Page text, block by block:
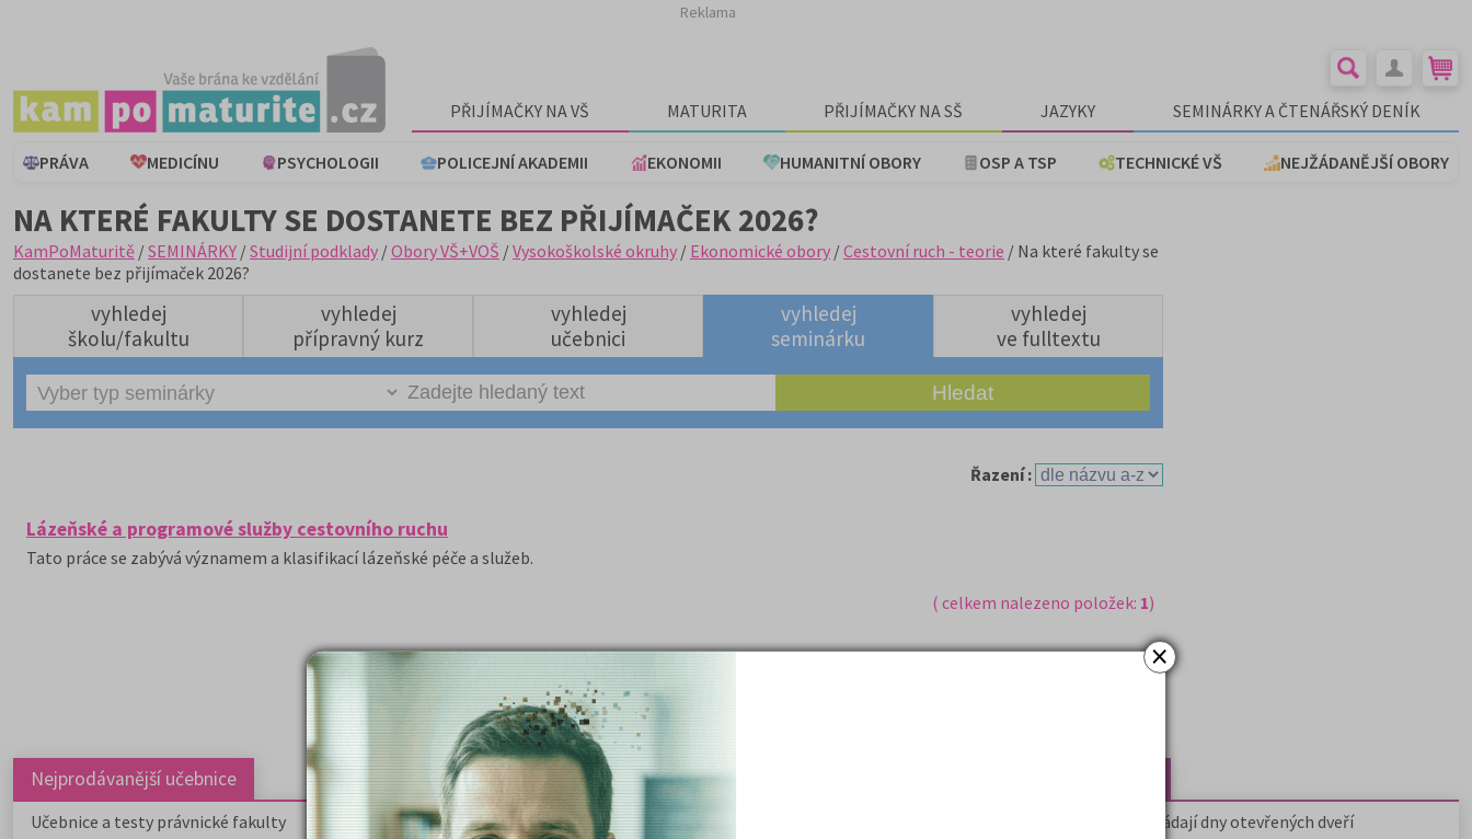
×
Reklama
PŘIJÍMAČKY NA VŠ MATURITA PŘIJÍMAČKY NA SŠ JAZYKY SEMINÁRKY A ČTENÁŘSKÝ DENÍK
PRÁVA MEDICÍNU PSYCHOLOGII POLICEJNÍ AKADEMII EKONOMII HUMANITNÍ OBORY OSP A TSP TECHNICKÉ VŠ NEJŽÁDANĚJŠÍ OBORY
NA KTERÉ FAKULTY SE DOSTANETE BEZ PŘIJÍMAČEK 2026?
KamPoMaturitě /SEMINÁRKY /Studijní podklady /Obory VŠ+VOŠ /Vysokoškolské okruhy / Ekonomické obory /Cestovní ruch - teorie / Na které fakulty se
dostanete bez přijímaček 2026?
vyhledej
školu/fakultu
vyhledej
přípravný kurz
vyhledej
učebnici
vyhledej
seminárku
vyhledej
ve fulltextu
Řazení :
Lázeňské a programové služby cestovního ruchu
Tato práce se zabývá významem a klasifikací lázeňské péče a služeb.
( celkem nalezeno položek: 1)
Nejprodávanější učebnice
Učebnice a testy právnické fakulty
Nejžádanější kurzy
Právnické fakulty
Kdy vysoké školy pořádají dny otevřených dveří